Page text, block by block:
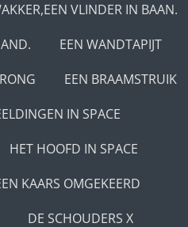
VLINDER IN BAAN.
EEN WANDTAPIJT
EEN BRAAMSTRUIK
IN SPACE
HET HOOFD IN SPACE
KAARS OMGEKEERD
DE SCHOUDERS X